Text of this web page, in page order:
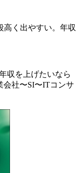
高く出やすい。年収
収を上げたいなら
会社〜SI〜ITコンサ